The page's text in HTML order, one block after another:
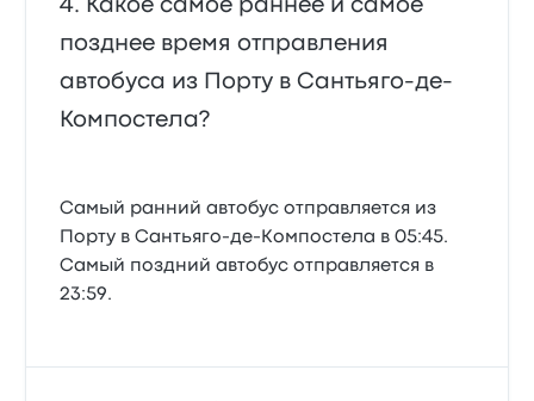
Какое самое раннее и самое
позднее время отправления
автобуса из Порту в Сантьяго-де-
Компостела?
Самый ранний автобус отправляется из
Порту в Сантьяго-де-Компостела в 05:45.
Самый поздний автобус отправляется в
23:59.